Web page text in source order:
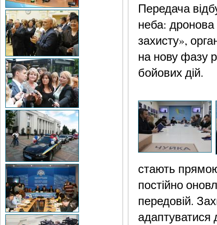
Передача
неба: дронова
захисту»,
на нову фазу
бойових дій.
стають
постійно
передовій.
адаптуватися